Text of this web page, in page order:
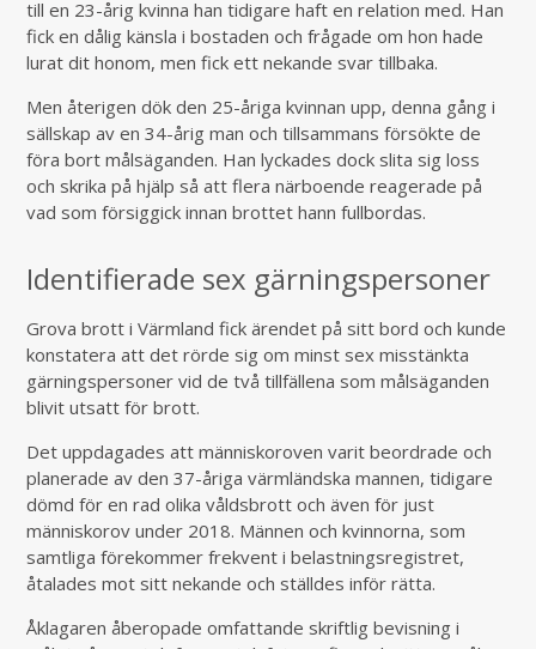
till en 23-årig kvinna han tidigare haft en relation med. Han
fick en dålig känsla i bostaden och frågade om hon hade
lurat dit honom, men fick ett nekande svar tillbaka.
Men återigen dök den 25-åriga kvinnan upp, denna gång i
sällskap av en 34-årig man och tillsammans försökte de
föra bort målsäganden. Han lyckades dock slita sig loss
och skrika på hjälp så att flera närboende reagerade på
vad som försiggick innan brottet hann fullbordas.
Identifierade sex gärningspersoner
Grova brott i Värmland fick ärendet på sitt bord och kunde
konstatera att det rörde sig om minst sex misstänkta
gärningspersoner vid de två tillfällena som målsäganden
blivit utsatt för brott.
Det uppdagades att människoroven varit beordrade och
planerade av den 37-åriga värmländska mannen, tidigare
dömd för en rad olika våldsbrott och även för just
människorov under 2018. Männen och kvinnorna, som
samtliga förekommer frekvent i belastningsregistret,
åtalades mot sitt nekande och ställdes inför rätta.
Åklagaren åberopade omfattande skriftlig bevisning i